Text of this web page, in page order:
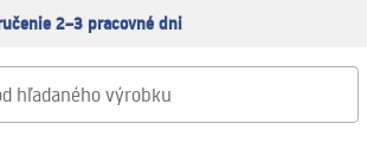
2–3 pracovné dni